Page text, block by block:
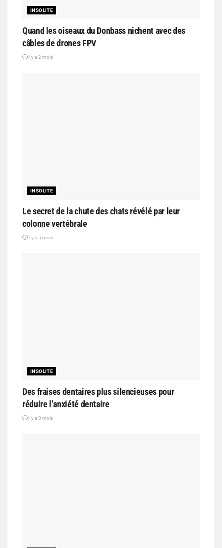
INSOLITE
Quand les oiseaux du Donbass nichent avec des
câbles de drones FPV
il y a 2 mois
INSOLITE
Le secret de la chute des chats révélé par leur
colonne vertébrale
il y a 5 mois
INSOLITE
Des fraises dentaires plus silencieuses pour
réduire l’anxiété dentaire
il y a 8 mois